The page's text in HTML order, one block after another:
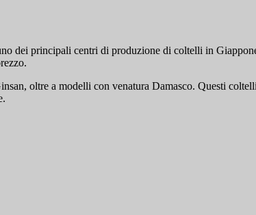
dei principali centri di produzione di coltelli in
oltre a modelli con venatura Damasco. Questi